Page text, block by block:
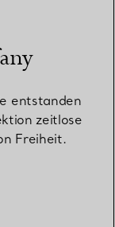
entstanden
zeitlose
Freiheit.